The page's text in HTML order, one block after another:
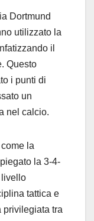
Dortmund
utilizzato la
il
Questo
i punti di
un
nel calcio.
la
la 3-4-
livello
tattica e
privilegiata tra